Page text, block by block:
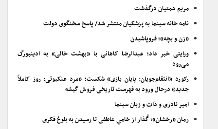
مریم همتیان درگذشت
نامه خانه سینما به پزشکیان منتشر شد/ پاسخ سخنگوی دولت
«زن و بچه»؛ فروپاشیدن
ورایتی خبر داد؛ عبدالرضا کاهانی با «بهشت خالی» به ادینبورگ
می‌رود
رکورد «انتقام‌جویان: پایان بازی» شکست؛ «مرد عنکبوتی: روز کاملاً
جدید» درحال ورود به فهرست تاریخی فروش گیشه
امیر نادری و ذات و زبان سینما
رمان «رخشان»؛ گُذار از خامیِ عاطفی تا رسیدن به بلوغ فکری